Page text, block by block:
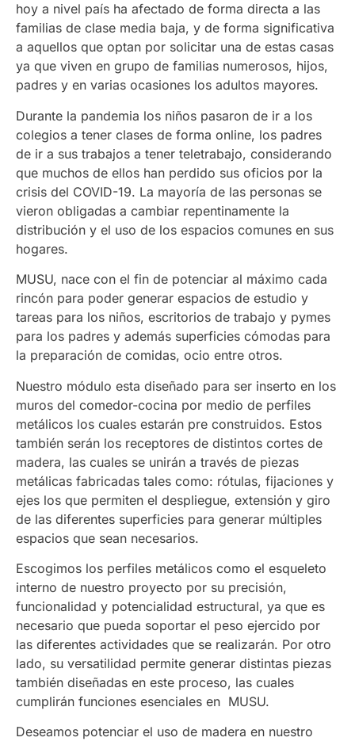
hoy a nivel país ha afectado de forma directa a las
familias de clase media baja, y de forma significativa
a aquellos que optan por solicitar una de estas casas
ya que viven en grupo de familias numerosos, hijos,
padres y en varias ocasiones los adultos mayores.
Durante la pandemia los niños pasaron de ir a los
colegios a tener clases de forma online, los padres
de ir a sus trabajos a tener teletrabajo, considerando
que muchos de ellos han perdido sus oficios por la
crisis del COVID-19. La mayoría de las personas se
vieron obligadas a cambiar repentinamente la
distribución y el uso de los espacios comunes en sus
hogares.
MUSU, nace con el fin de potenciar al máximo cada
rincón para poder generar espacios de estudio y
tareas para los niños, escritorios de trabajo y pymes
para los padres y además superficies cómodas para
la preparación de comidas, ocio entre otros.
Nuestro módulo esta diseñado para ser inserto en los
muros del comedor-cocina por medio de perfiles
metálicos los cuales estarán pre construidos. Estos
también serán los receptores de distintos cortes de
madera, las cuales se unirán a través de piezas
metálicas fabricadas tales como: rótulas, fijaciones y
ejes los que permiten el despliegue, extensión y giro
de las diferentes superficies para generar múltiples
espacios que sean necesarios.
Escogimos los perfiles metálicos como el esqueleto
interno de nuestro proyecto por su precisión,
funcionalidad y potencialidad estructural, ya que es
necesario que pueda soportar el peso ejercido por
las diferentes actividades que se realizarán. Por otro
lado, su versatilidad permite generar distintas piezas
también diseñadas en este proceso, las cuales
cumplirán funciones esenciales en MUSU.
Deseamos potenciar el uso de madera en nuestro